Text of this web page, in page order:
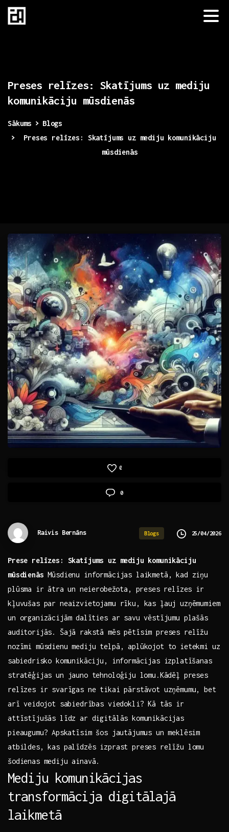
Preses relīzes: Skatījums uz mediju
komunikāciju mūsdienās
Sākums
Blogs
Preses relīzes: Skatījums uz mediju komunikāciju
mūsdienās
0
0
Raivis Bernāns Blogs 25/04/2026
Prese ​relīzes: Skatījums uz mediju komunikāciju
mūsdienās Mūsdienu informācijas laikmetā, kad ziņu
plūsma ⁤ir ātra⁣ un neierobežota, preses relīzes ⁣ir
kļuvušas​ par neaizvietojamu ‌rīku, ‌kas ļauj uzņēmumiem
un organizācijām⁢ dalīties ar savu vēstījumu plašās
auditorijās. Šajā rakstā mēs pētīsim preses relīžu
nozīmi mūsdienu mediju ​telpā, aplūkojot to​ ietekmi uz
⁤sabiedrisko komunikāciju, informācijas izplatīšanas‌
stratēģijas un jauno tehnoloģiju⁤ lomu.Kādēļ preses⁢
relīzes ir svarīgas​ ne tikai pārstāvot uzņēmumu, bet‌
arī ⁢veidojot ‌sabiedrības viedokli? Kā‍ tās ir‍
attīstījušās līdz ar ​digitālās komunikācijas
pieaugumu?⁢ Apskatīsim šos jautājumus un meklēsim
atbildes, kas palīdzēs izprast preses relīžu lomu
šodienas mediju ainavā.
Mediju​ komunikācijas⁤
transformācija digitālajā⁤
laikmetā